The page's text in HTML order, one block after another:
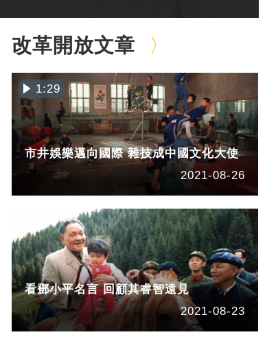
改革開放文章
1:29
市井娛樂邁向國際 雜技成中國文化大使
2021-08-26
看鄧小平名言 回顧其睿智遠見
2021-08-23